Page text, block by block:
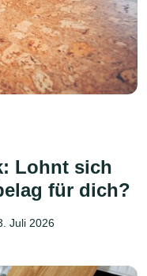
Lohnt sich
für dich?
Juli 2026